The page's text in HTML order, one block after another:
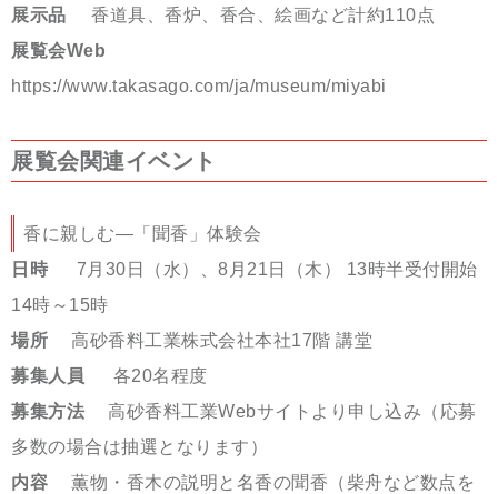
展示品
香道具、香炉、香合、絵画など計約110点
展覧会Web
https://www.takasago.com/ja/museum/miyabi
展覧会関連イベント
香に親しむ―「聞香」体験会
日時 7月30日（水）、8月21日（木） 13時半受付開始
14時～15時
場所 高砂香料工業株式会社本社17階 講堂
募集人員 各20名程度
募集方法 高砂香料工業Webサイトより申し込み（応募
多数の場合は抽選となります）
内容 薫物・香木の説明と名香の聞香（柴舟など数点を